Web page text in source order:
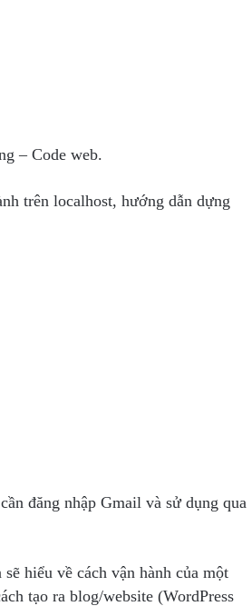
– Code web.
trên localhost, hướng dẫn dựng
đăng nhập Gmail và sử dụng qua
hiểu về cách vận hành của một
tạo ra blog/website (WordPress